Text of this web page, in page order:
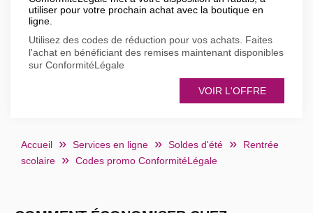
utiliser pour votre prochain achat avec la boutique en
ligne.
Utilisez des codes de réduction pour vos achats. Faites
l'achat en bénéficiant des remises maintenant disponibles
sur ConformitéLégale
VOIR L'OFFRE
Accueil Services en ligne Soldes d'été
Rentrée
scolaire
Codes promo ConformitéLégale